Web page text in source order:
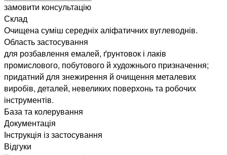
замовити консультацію
Склад
Очищена суміш середніх аліфатичних вуглеводнів.
Область застосування
для розбавлення емалей, ґрунтовок і лаків
промислового, побутового й художнього призначення;
придатний для знежирення й очищення металевих
виробів, деталей, невеликих поверхонь та робочих
інструментів.
База та колерування
Документація
Інструкція із застосування
Відгуки